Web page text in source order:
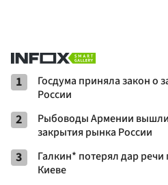
1
Госдума приняла закон о
России
2
Рыбоводы Армении вышли
закрытия рынка России
3
Галкин* потерял дар речи
Киеве